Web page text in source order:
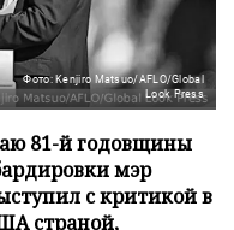
Фото: Kenjiro Matsuo/AFLO/Global
Look Press
81-й годовщины
мэр
с критикой в
страной,